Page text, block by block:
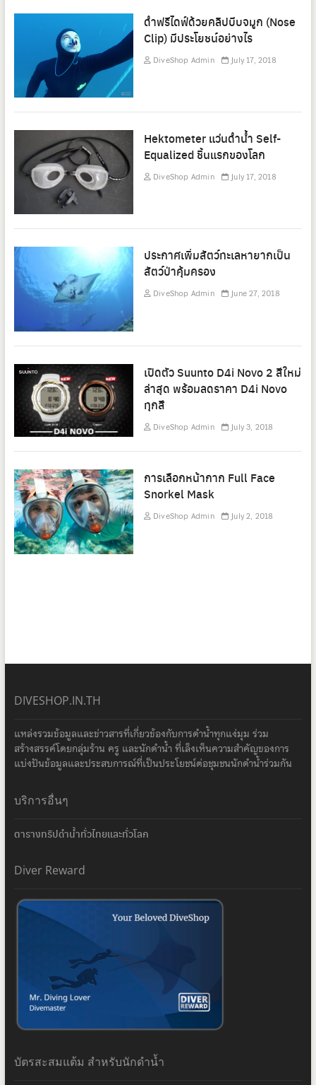
ดำฟรีไดฟ์ด้วยคลิปบีบจมูก (Nose
Clip) มีประโยชน์อย่างไร
DiveShop Admin July 17, 2018
Hektometer แว่นดำน้ำ Self-
Equalized ชิ้นแรกของโลก
DiveShop Admin July 17, 2018
ประกาศเพิ่มสัตว์ทะเลหายากเป็น
สัตว์ป่าคุ้มครอง
DiveShop Admin June 27, 2018
เปิดตัว Suunto D4i Novo 2 สีใหม่
ล่าสุด พร้อมลดราคา D4i Novo
ทุกสี
DiveShop Admin July 3, 2018
การเลือกหน้ากาก Full Face
Snorkel Mask
DiveShop Admin July 2, 2018
DIVESHOP.IN.TH
แหล่งรวมข้อมูลและข่าวสารที่เกี่ยวข้องกับการดำน้ำทุกแง่มุม ร่วม
สร้างสรรค์โดยกลุ่มร้าน ครู และนักดำน้ำ ที่เล็งเห็นความสำคัญของการ
แบ่งปันข้อมูลและประสบการณ์ที่เป็นประโยชน์ต่อชุมชนนักดำน้ำร่วมกัน
บริการอื่นๆ
ตารางทริปดำน้ำทั่วไทยและทั่วโลก
Diver Reward
บัตรสะสมแต้ม สำหรับนักดำน้ำ